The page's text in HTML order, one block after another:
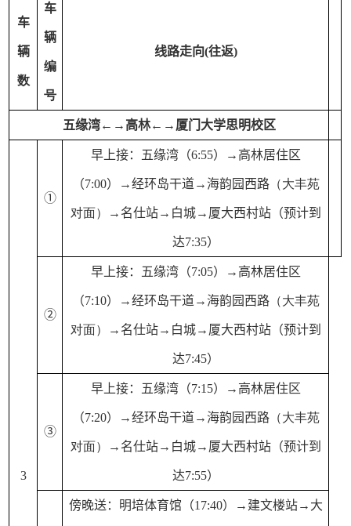
车
辆
数
车
辆
编
号
线路走向(往返)
五缘湾←→高林←→厦门大学思明校区
3
①
早上接：五缘湾（6:55）→高林居住区
（7:00）→经环岛干道→海韵园西路（大丰苑
对面） →名仕站→白城→厦大西村站（预计到
达7:35）
②
早上接：五缘湾（7:05）→高林居住区
（7:10）→经环岛干道→海韵园西路（大丰苑
对面） →名仕站→白城→厦大西村站（预计到
达7:45）
③
早上接：五缘湾（7:15）→高林居住区
（7:20）→经环岛干道→海韵园西路（大丰苑
对面） →名仕站→白城→厦大西村站（预计到
达7:55）
傍晚送：明培体育馆（1 7:40）→建文楼站→ 大